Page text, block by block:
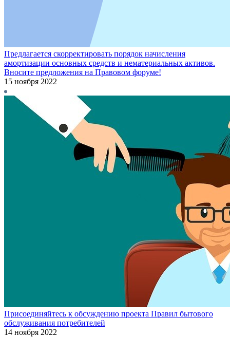
Предлагается скорректировать порядок начисления
амортизации основных средств и нематериальных активов.
Вносите предложения на Правовом форуме!
15 ноября 2022
Присоединяйтесь к обсуждению проекта Правил бытового
обслуживания потребителей
14 ноября 2022